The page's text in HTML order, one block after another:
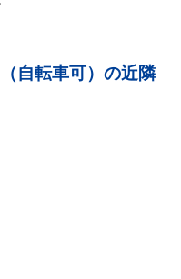
自転車可）の近隣